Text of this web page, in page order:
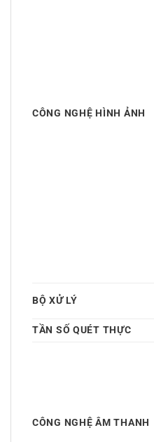
CÔNG NGHỆ HÌNH ẢNH
BỘ XỬ LÝ
TẦN SỐ QUÉT THỰC
CÔNG NGHỆ ÂM THANH